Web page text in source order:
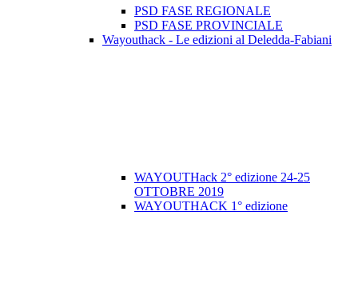
PSD FASE REGIONALE
PSD FASE PROVINCIALE
Wayouthack - Le edizioni al Deledda-Fabiani
WAYOUTHack 2° edizione 24-25
OTTOBRE 2019
WAYOUTHACK 1° edizione